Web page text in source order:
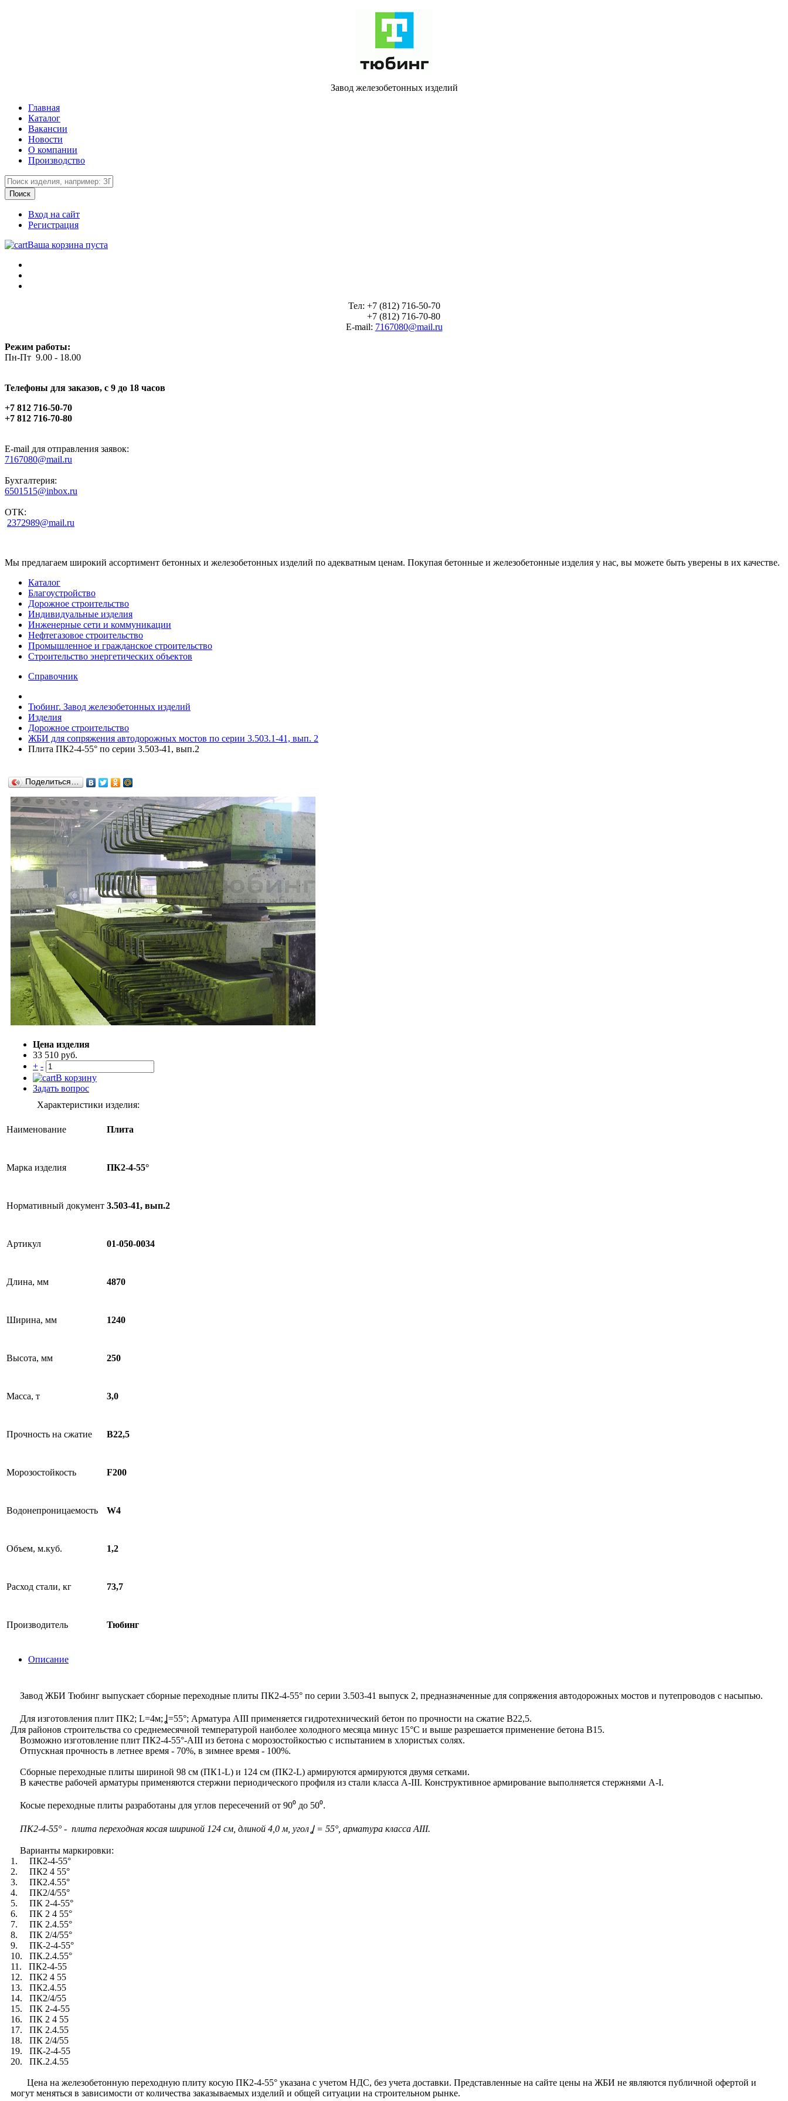
Завод железобетонных изделий
Главная
Каталог
Вакансии
Новости
О компании
Производство
Вход на сайт
Регистрация
Ваша корзина пуста
Тел: +7 (812) 716-50-70
+7 (812) 716-70-80
E-mail: 7167080@mail.ru
Режим работы:
Пн-Пт 9.00 - 18.00
Телефоны для заказов, c 9 до 18 часов
+7 812 716-50-70
+7 812 716-70-80
E-mail для отправления заявок:
7167080@mail.ru
Бухгалтерия:
6501515@inbox.ru
ОТК:
2372989@mail.ru
Мы предлагаем широкий ассортимент бетонных и железобетонных изделий по адекватным ценам. Покупая бетонные и железобетонные изделия у нас, вы можете быть уверены в их качестве.
Каталог
Благоустройство
Дорожное строительство
Индивидуальные изделия
Инженерные сети и коммуникации
Нефтегазовое строительство
Промышленное и гражданское строительство
Строительство энергетических объектов
Справочник
Тюбинг. Завод железобетонных изделий
Изделия
Дорожное строительство
ЖБИ для сопряжения автодорожных мостов по серии 3.503.1-41, вып. 2
Плита ПК2-4-55° по серии 3.503-41, вып.2
Поделиться…
Цена изделия
33 510 руб.
+ -
В корзину
Задать вопрос
Характеристики изделия:
Наименование Плита
Марка изделия ПК2-4-55°
Нормативный документ 3.503-41, вып.2
Артикул 01-050-0034
Длина, мм 4870
Ширина, мм 1240
Высота, мм 250
Масса, т 3,0
Прочность на сжатие B22,5
Морозостойкость F200
Водонепроницаемость W4
Объем, м.куб. 1,2
Расход стали, кг 73,7
Производитель Тюбинг
Описание
Завод ЖБИ Тюбинг выпускает сборные переходные плиты ПК2-4-55° по серии 3.503-41 выпуск 2, предназначенные для сопряжения автодорожных мостов и путепроводов с насыпью.
Для изготовления плит ПК2; L=4м; Ʝ=55°; Арматура АIII применяется гидротехнический бетон по прочности на сжатие В22,5.
Для районов строительства со среднемесячной температурой наиболее холодного месяца минус 15°С и выше разрешается применение бетона В15.
Возможно изготовление плит ПК2-4-55°-АIII из бетона с морозостойкостью с испытанием в хлористых солях.
Отпускная прочность в летнее время - 70%, в зимнее время - 100%.
Сборные переходные плиты шириной 98 см (ПК1-L) и 124 см (ПК2-L) армируются армируются двумя сетками.
В качестве рабочей арматуры применяются стержни периодического профиля из стали класса A-III. Конструктивное армирование выполняется стержнями А-I.
Косые переходные плиты разработаны для углов пересечений от 90⁰ до 50⁰.
ПК2-4-55° - плита переходная косая шириной 124 см, длиной 4,0 м, угол Ʝ = 55°, арматура класса АIII.
Варианты маркировки:
1. ПК2-4-55°
2. ПК2 4 55°
3. ПК2.4.55°
4. ПК2/4/55°
5. ПК 2-4-55°
6. ПК 2 4 55°
7. ПК 2.4.55°
8. ПК 2/4/55°
9. ПК-2-4-55°
10. ПК.2.4.55°
11. ПК2-4-55
12. ПК2 4 55
13. ПК2.4.55
14. ПК2/4/55
15. ПК 2-4-55
16. ПК 2 4 55
17. ПК 2.4.55
18. ПК 2/4/55
19. ПК-2-4-55
20. ПК.2.4.55
Цена на железобетонную переходную плиту косую ПК2-4-55° указана с учетом НДС, без учета доставки. Представленные на сайте цены на ЖБИ не являются публичной офертой и
могут меняться в зависимости от количества заказываемых изделий и общей ситуации на строительном рынке.